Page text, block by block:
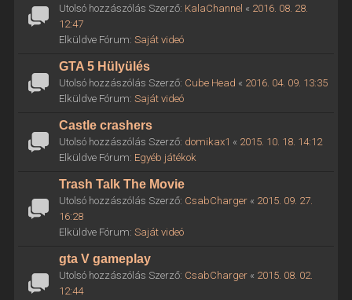
Utolsó hozzászólás Szerző: KalaChannel « 2016. 08. 28.
12:47
Elküldve Fórum: Saját videó
GTA 5 Hülyülés
Utolsó hozzászólás Szerző: Cube Head « 2016. 04. 09. 13:35
Elküldve Fórum: Saját videó
Castle crashers
Utolsó hozzászólás Szerző: domikax1 « 2015. 10. 18. 14:12
Elküldve Fórum: Egyéb játékok
Trash Talk The Movie
Utolsó hozzászólás Szerző: CsabCharger« 2015. 09. 27.
16:28
Elküldve Fórum: Saját videó
gta V gameplay
Utolsó hozzászólás Szerző: CsabCharger« 2015. 08. 02.
12:44